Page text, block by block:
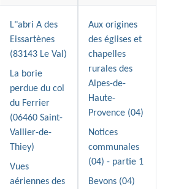
L"abri A des
Eissartènes
(83143 Le Val)
La borie
perdue du col
du Ferrier
(06460 Saint-
Vallier-de-
Thiey)
Vues
aériennes des
Aux origines
des églises et
chapelles
rurales des
Alpes-de-
Haute-
Provence (04)
Notices
communales
(04) - partie 1
Bevons (04)